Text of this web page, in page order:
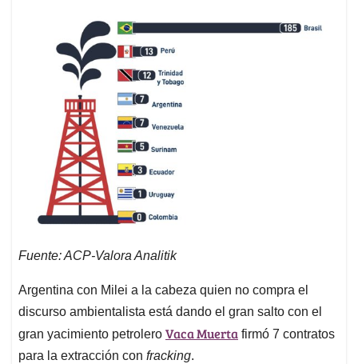
Fuente: ACP-Valora Analitik
Argentina con Milei a la cabeza quien no compra el
discurso ambientalista está dando el gran salto con el
gran yacimiento petrolero Vaca Muerta firmó 7 contratos
para la extracción con fracking.